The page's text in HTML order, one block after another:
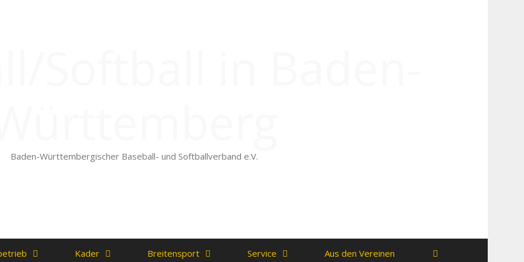
Baden-Württembergischer Baseball- und Softballverband e.V.
Kader Breitensport Service Aus den Vereinen